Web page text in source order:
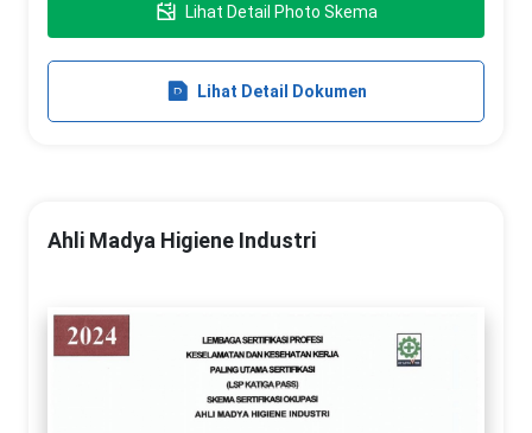
Lihat Detail Photo Skema
Lihat Detail Dokumen
Ahli Madya Higiene Industri